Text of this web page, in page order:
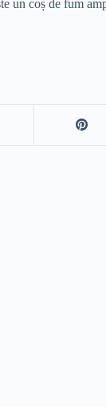
un coș de fum